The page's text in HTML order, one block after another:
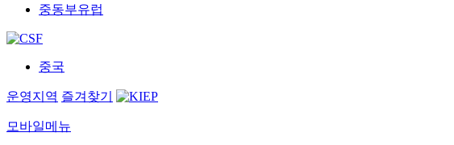
중동부유럽
중국
운영지역 즐겨찾기
모바일메뉴